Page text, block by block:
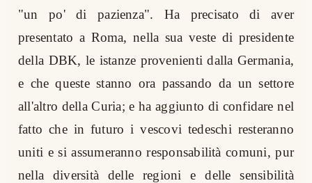
"un po' di pazienza". Ha precisato di aver
presentato a Roma, nella sua veste di presidente
della DBK, le istanze provenienti dalla Germania,
e che queste stanno ora passando da un settore
all'altro della Curia; e ha aggiunto di confidare nel
fatto che in futuro i vescovi tedeschi resteranno
uniti e si assumeranno responsabilità comuni, pur
nella diversità delle regioni e delle sensibilità